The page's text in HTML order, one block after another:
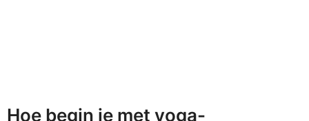
Hoe begin je met yoga-